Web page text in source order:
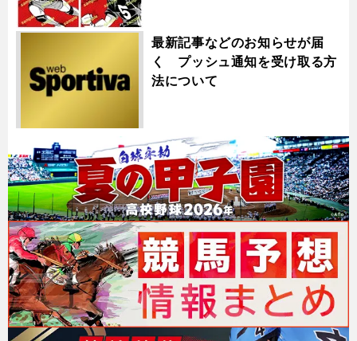
最新記事などのお知らせが届
く プッシュ通知を受け取る方
法について